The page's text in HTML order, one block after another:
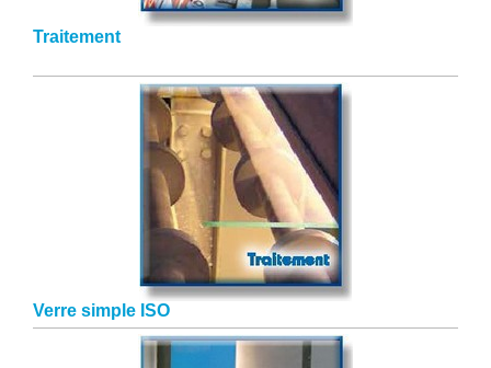
Traitement
Verre simple ISO